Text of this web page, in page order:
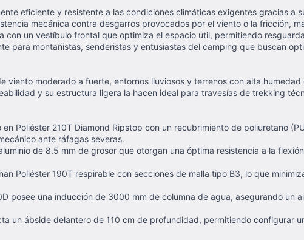
eficiente y resistente a las condiciones climáticas exigentes gracias a
mecánica contra desgarros provocados por el viento o la fricción,
un vestíbulo frontal que optimiza el espacio útil, permitiendo
para montañistas, senderistas y entusiastas del camping que buscan
moderado a fuerte, entornos lluviosos y terrenos con alta
y su estructura ligera la hacen ideal para travesías de trekking
Poliéster 210T Diamond Ripstop con un recubrimiento de poliuretano
ante ráfagas severas.
de 8.5 mm de grosor que otorgan una óptima resistencia a la
Poliéster 190T respirable con secciones de malla tipo B3, lo que
posee una inducción de 3000 mm de columna de agua, asegurando un
un ábside delantero de 110 cm de profundidad, permitiendo configurar